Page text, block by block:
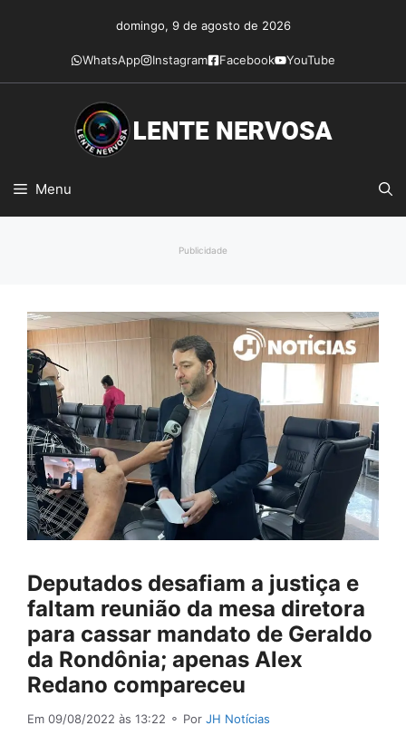
conteúdo
domingo, 9 de agosto de 2026
WhatsApp Instagram Facebook YouTube
Menu
Publicidade
Deputados desafiam a justiça e
faltam reunião da mesa diretora
para cassar mandato de Geraldo
da Rondônia; apenas Alex
Redano compareceu
Em 09/08/2022 às 13:22 ⚬ Por JH Notícias